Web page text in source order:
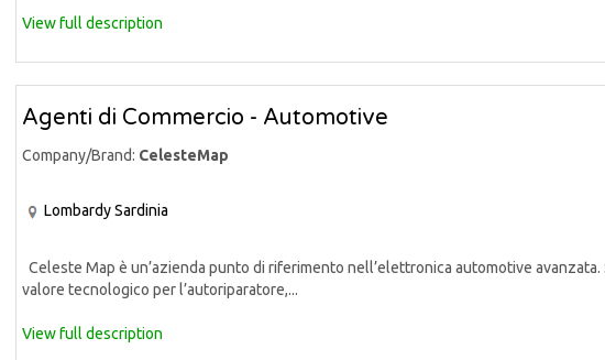
View full description
Agenti di Commercio - Automotive
Company/Brand: CelesteMap
LombardySardinia
Celeste Map è un’azienda punto di riferimento nell’elettronica automotive
valore tecnologico per l’autoriparatore,...
View full description